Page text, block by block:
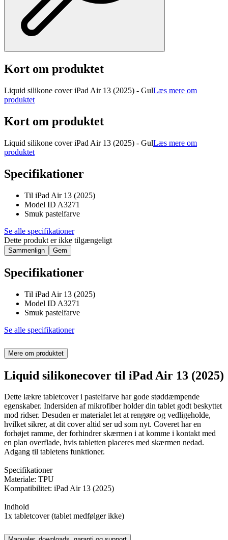
Kort om produktet
Liquid silikone cover iPad Air 13 (2025) - GulLæs mere om
produktet
Kort om produktet
Liquid silikone cover iPad Air 13 (2025) - GulLæs mere om
produktet
Specifikationer
Til iPad Air 13 (2025)
Model ID A3271
Smuk pastelfarve
Se alle specifikationer
Dette produkt er ikke tilgængeligt
Sammenlign Gem
Specifikationer
Til iPad Air 13 (2025)
Model ID A3271
Smuk pastelfarve
Se alle specifikationer
Mere om produktet
Liquid silikonecover til iPad Air 13 (2025)
Dette lækre tabletcover i pastelfarve har gode støddæmpende
egenskaber. Indersiden af mikrofiber holder din tablet godt beskyttet
mod ridser. Desuden er materialet let at rengøre og vedligeholde,
hvilket sikrer, at dit cover altid ser ud som nyt. Coveret har en
forhøjet ramme, der forhindrer skærmen i at komme i kontakt med
en plan overflade, hvis tabletten placeres med skærmen nedad.
Adgang til tabletens funktioner.
Specifikationer
Materiale: TPU
Kompatibilitet: iPad Air 13 (2025)
Indhold
1x tabletcover (tablet medfølger ikke)